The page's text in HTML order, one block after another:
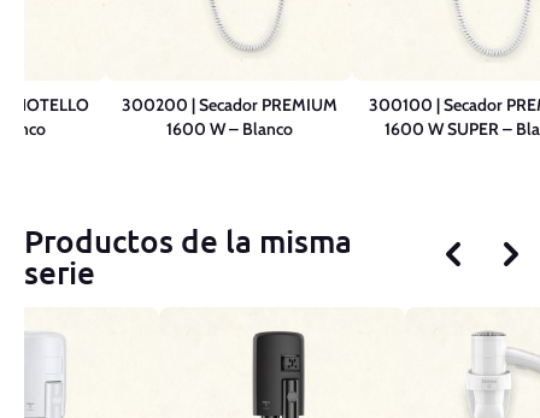
HOTELLO
300200 | Secador PREMIUM
1600 W – Blanco
300100 | Secador
1600 W SUPER –
Productos de la misma
serie